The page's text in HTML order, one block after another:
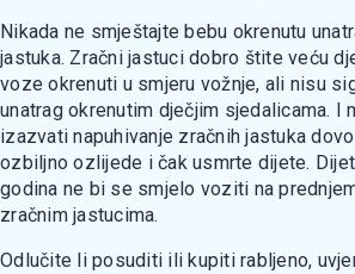
Nikada ne smještajte bebu okrenutu
jastuka. Zračni jastuci dobro štite veću
voze okrenuti u smjeru vožnje, ali nisu
unatrag okrenutim dječjim sjedalicama. I
izazvati napuhivanje zračnih jastuka
ozbiljno ozlijede i čak usmrte dijete.
godina ne bi se smjelo voziti na
zračnim jastucima.
Odlučite li posuditi ili kupiti rabljeno,